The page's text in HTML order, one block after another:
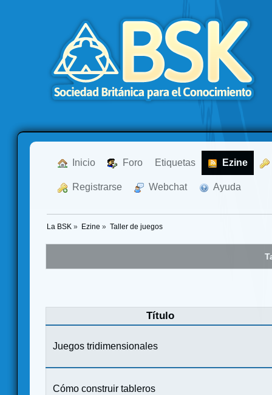
Inicio Foro Etiquetas Ezine
Registrarse Webchat Ayuda
La BSK » Ezine » Taller de juegos
Título
Juegos tridimensionales
Cómo construir tableros